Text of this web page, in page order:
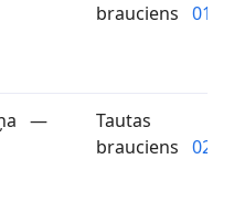
brauciens
—
Tautas
brauciens